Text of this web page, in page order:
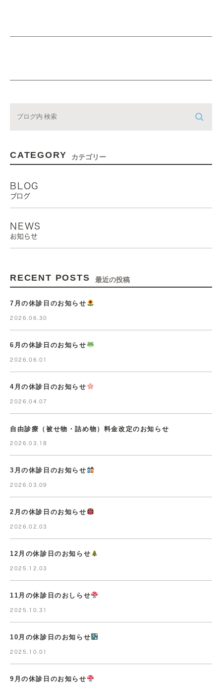
CATEGORY カテゴリー
BLOG
ブログ
NEWS
お知らせ
RECENT POSTS 最近の投稿
7月の休診日のお知らせ
2026.06.30
6月の休診日のお知らせ
2026.06.01
4月の休診日のお知らせ
2026.04.07
自由診療（被せ物・詰め物）料金改定のお知らせ
2026.03.18
3月の休診日のお知らせ
2026.03.09
2月の休診日のお知らせ
2026.02.03
12月の休診日のお知らせ
2025.12.03
11月の休診日のおしらせ
2025.10.31
10月の休診日のお知らせ
2025.10.01
9月の休診日のお知らせ